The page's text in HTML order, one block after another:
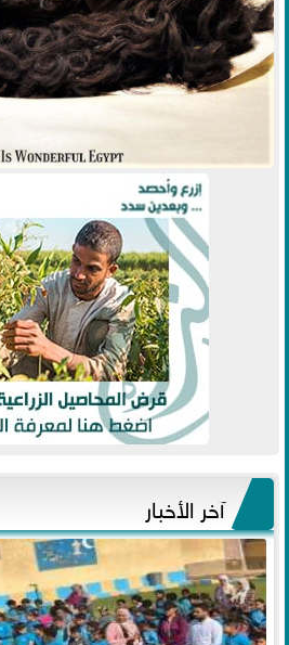
آخر الأخبار